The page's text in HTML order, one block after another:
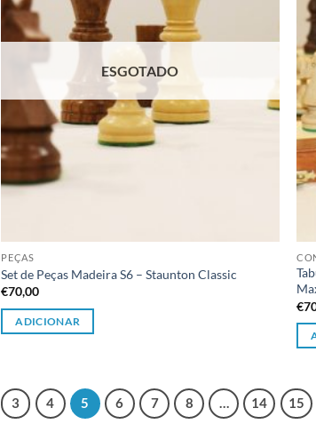
ESGOTADO
PEÇAS
Set de Peças Madeira S6 – Staunton Classic
€70,00
ADICIONAR
€
3 4 5 6 7 8 … 14 15